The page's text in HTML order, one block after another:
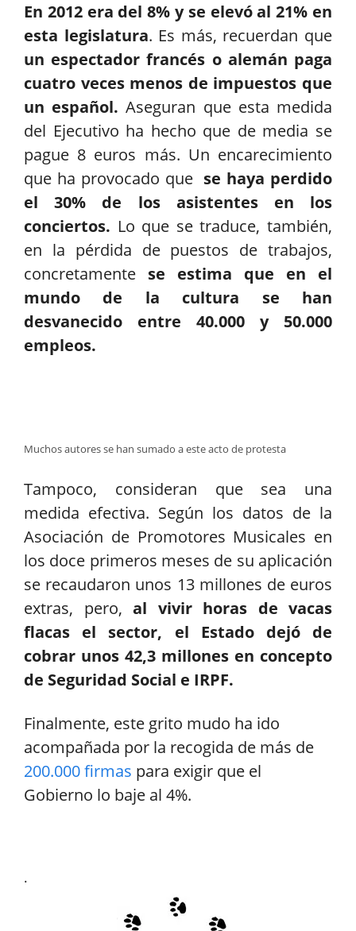
En 2012 era del 8% y se elevó al 21% en
esta legislatura. Es más, recuerdan que
un espectador francés o alemán paga
cuatro veces menos de impuestos que
un español.Aseguran que esta medida
del Ejecutivo ha hecho que de media se
pague 8 euros más. Un encarecimiento
que ha provocado que se haya perdido
el 30% de los asistentes en los
conciertos. Lo que se traduce, también,
en la pérdida de puestos de trabajos,
concretamente se estima que en el
mundo de la cultura se han
desvanecido entre 40.000 y 50.000
empleos.
Muchos autores se han sumado a este acto de protesta
Tampoco, consideran que sea una
medida efectiva. Según los datos de la
Asociación de Promotores Musicales en
los doce primeros meses de su aplicación
se recaudaron unos 13 millones de euros
extras, pero, al vivir horas de vacas
flacas el sector, el Estado dejó de
cobrar unos 42,3 millones en concepto
de Seguridad Social e IRPF.
Finalmente, este grito mudo ha ido
acompañada por la recogida de más de
200.000 firmas para exigir que el
Gobierno lo baje al 4%.
.